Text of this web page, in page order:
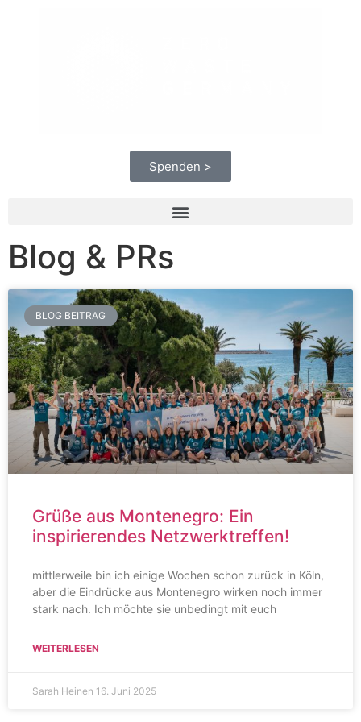
Spenden >
Blog & PRs
BLOG BEITRAG
Grüße aus Montenegro: Ein
inspirierendes Netzwerktreffen!
mittlerweile bin ich einige Wochen schon zurück in Köln,
aber die Eindrücke aus Montenegro wirken noch immer
stark nach. Ich möchte sie unbedingt mit euch
WEITERLESEN
Sarah Heinen 16. Juni 2025